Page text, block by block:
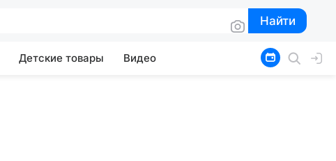
Найти
Найти
Детские товары Видео